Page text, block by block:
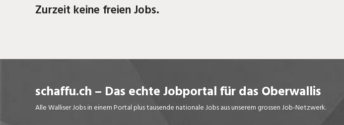
Zurzeit keine freien Jobs.
schaffu.ch – Das echte Jobportal für das Oberwallis
Alle Walliser Jobs in einem Portal plus tausende nationale Jobs aus unserem grossen Job-Netzwerk.